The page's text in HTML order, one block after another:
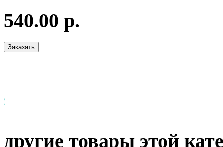
540.00 р.
другие товары этой